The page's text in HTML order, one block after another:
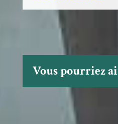
Vous pourriez